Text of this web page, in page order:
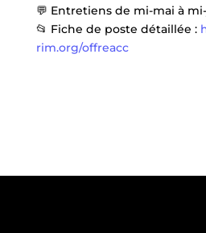
💬 Entretiens de mi-mai à
📂 Fiche de poste détaillée :
rim.org/offreacc